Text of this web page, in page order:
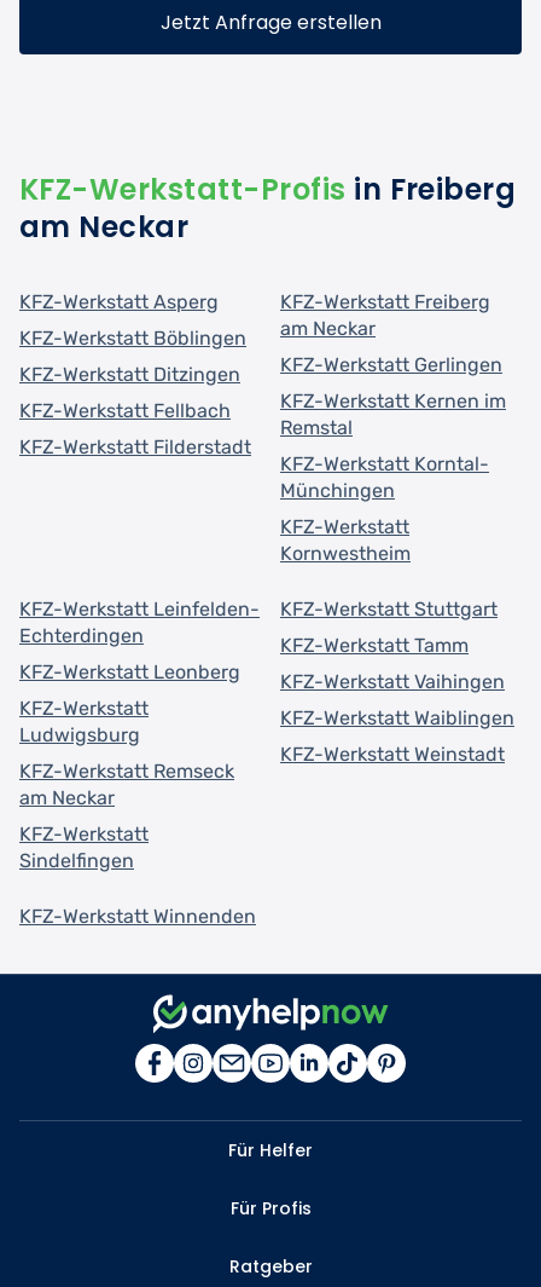
Jetzt Anfrage erstellen
KFZ-Werkstatt-Profis in Freiberg
am Neckar
KFZ-Werkstatt Asperg
KFZ-Werkstatt Böblingen
KFZ-Werkstatt Ditzingen
KFZ-Werkstatt Fellbach
KFZ-Werkstatt Filderstadt
KFZ-Werkstatt Freiberg
am Neckar
KFZ-Werkstatt Gerlingen
KFZ-Werkstatt Kernen im
Remstal
KFZ-Werkstatt Korntal-
Münchingen
KFZ-Werkstatt
Kornwestheim
KFZ-Werkstatt Leinfelden-
Echterdingen
KFZ-Werkstatt Leonberg
KFZ-Werkstatt
Ludwigsburg
KFZ-Werkstatt Remseck
am Neckar
KFZ-Werkstatt
Sindelfingen
KFZ-Werkstatt Stuttgart
KFZ-Werkstatt Tamm
KFZ-Werkstatt Vaihingen
KFZ-Werkstatt Waiblingen
KFZ-Werkstatt Weinstadt
KFZ-Werkstatt Winnenden
Für Helfer
Für Profis
Ratgeber